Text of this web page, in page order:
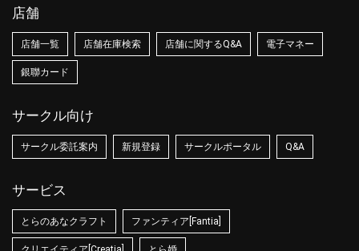
店舗
店舗一覧 店舗在庫検索 店舗に関するQ&A 電子マネー
銀聯カード
サークル向け
サークル委託案内 新規登録 サークルポータル Q&A
サービス
とらのあなクラフト ファンティア[Fantia]